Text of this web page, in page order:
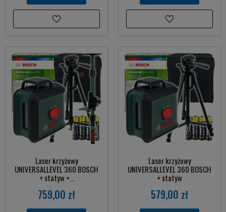
Laser krzyżowy
UNIVERSALLEVEL 360 BOSCH
+ statyw +...
759,00 zł
Laser krzyżowy
UNIVERSALLEVEL 360 BOSCH
+ statyw
579,00 zł